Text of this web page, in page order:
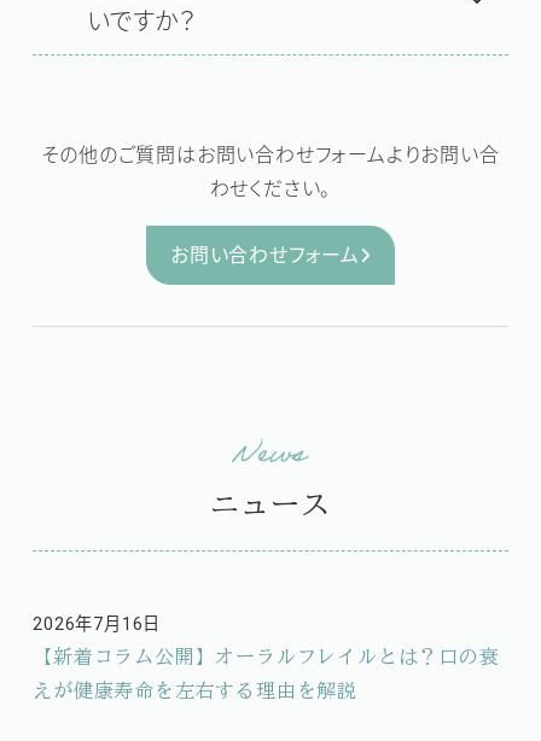
いですか？
その他のご質問はお問い合わせフォームよりお問い合
わせください。
お問い合わせフォーム
ニュース
【新着コラム公開】オーラルフレイルとは？口の衰
えが健康寿命を左右する理由を解説
投稿日
2026年7月16日